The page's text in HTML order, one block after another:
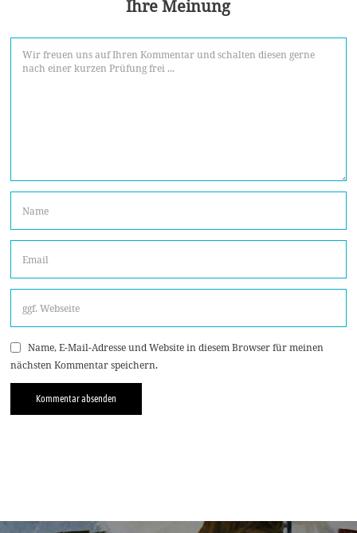
Ihre Meinung
Name, E-Mail-Adresse und Website in diesem Browser für meinen
nächsten Kommentar speichern.